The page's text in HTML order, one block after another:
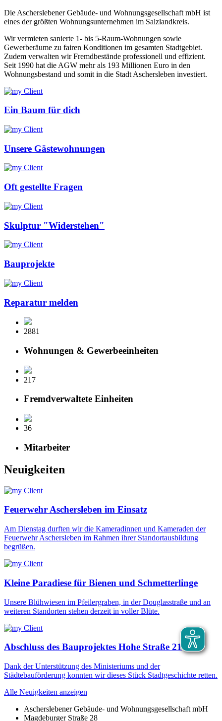
Die Ascherslebener Gebäude- und Wohnungsgesellschaft mbH ist
eines der größten Wohnungsunternehmen im Salzlandkreis.
Wir vermieten sanierte 1- bis 5-Raum-Wohnungen sowie
Gewerberäume zu fairen Konditionen im gesamten Stadtgebiet.
Zudem verwalten wir Fremdbestände professionell und effizient.
Seit 1990 hat die AGW mehr als 193 Millionen Euro in den
Wohnungsbestand und somit in die Stadt Aschersleben investiert.
Ein Baum für dich
Unsere Gästewohnungen
Oft gestellte Fragen
Skulptur "Widerstehen"
Bauprojekte
Reparatur melden
2881
Wohnungen & Gewerbeeinheiten
217
Fremdverwaltete Einheiten
36
Mitarbeiter
Neuigkeiten
Feuerwehr Aschersleben im Einsatz
Am Dienstag durften wir die Kameradinnen und Kameraden der
Feuerwehr Aschersleben im Rahmen ihrer Standortausbildung
begrüßen.
Kleine Paradiese für Bienen und Schmetterlinge
Unsere Blühwiesen im Pfeilergraben, in der Douglasstraße und an
weiteren Standorten stehen derzeit in voller Blüte.
Abschluss des Bauprojektes Hohe Straße 21
Dank der Unterstützung des Ministeriums und der
Städtebauförderung konnten wir dieses Stück Stadtgeschichte retten.
Alle Neuigkeiten anzeigen
Ascherslebener Gebäude- und Wohnungsgesellschaft mbH
Magdeburger Straße 28